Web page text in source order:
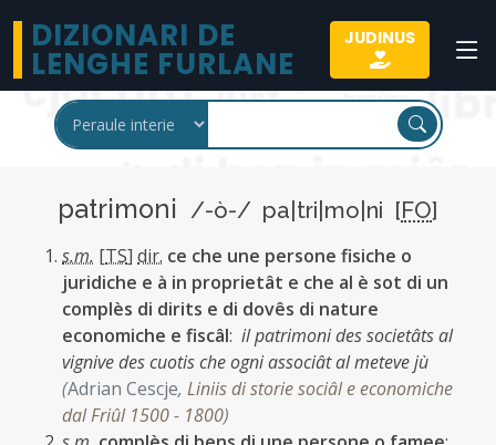
DIZIONARI DE
LENGHE FURLANE
JUDINUS
patrimoni /-ò-/ pa|tri|mo|ni [FO]
s.m. [TS] dir. ce che une persone fisiche o
juridiche e à in proprietât e che al è sot di un
complès di dirits e di dovês di nature
economiche e fiscâl: il patrimoni des societâts al
vignive des cuotis che ogni associât al meteve jù
(Adrian Cescje, Liniis di storie sociâl e economiche
dal Friûl 1500 - 1800)